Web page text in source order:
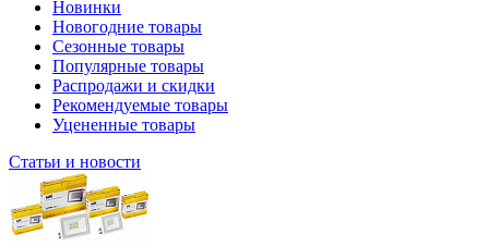
Новинки
Новогодние товары
Сезонные товары
Популярные товары
Распродажи и скидки
Рекомендуемые товары
Уцененные товары
Статьи и новости